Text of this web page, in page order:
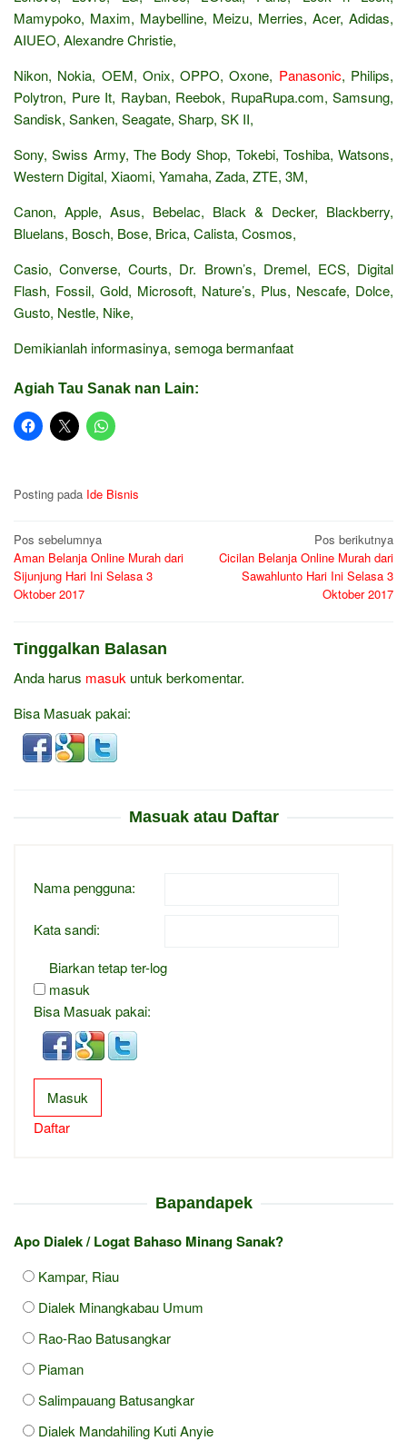
Mamypoko, Maxim, Maybelline, Meizu, Merries, Acer, Adidas,
AIUEO, Alexandre Christie,
Nikon, Nokia, OEM, Onix, OPPO, Oxone, Panasonic, Philips,
Polytron, Pure It, Rayban, Reebok, RupaRupa.com, Samsung,
Sandisk, Sanken, Seagate, Sharp, SK II,
Sony, Swiss Army, The Body Shop, Tokebi, Toshiba, Watsons,
Western Digital, Xiaomi, Yamaha, Zada, ZTE, 3M,
Canon, Apple, Asus, Bebelac, Black & Decker, Blackberry,
Bluelans, Bosch, Bose, Brica, Calista, Cosmos,
Casio, Converse, Courts, Dr. Brown’s, Dremel, ECS, Digital
Flash, Fossil, Gold, Microsoft, Nature’s, Plus, Nescafe, Dolce,
Gusto, Nestle, Nike,
Demikianlah informasinya, semoga bermanfaat
Agiah Tau Sanak nan Lain:
Posting pada Ide Bisnis
Navigasi
pos
Pos sebelumnya
Aman Belanja Online Murah dari
Sijunjung Hari Ini Selasa 3
Oktober 2017
Pos berikutnya
Cicilan Belanja Online Murah dari
Sawahlunto Hari Ini Selasa 3
Oktober 2017
Tinggalkan Balasan
Anda harus masuk untuk berkomentar.
Bisa Masuak pakai:
Masuak atau Daftar
Nama pengguna:
Kata sandi:
Biarkan tetap ter-log
masuk
Bisa Masuak pakai:
Masuk
Daftar
Bapandapek
Apo Dialek / Logat Bahaso Minang Sanak?
Kampar, Riau
Dialek Minangkabau Umum
Rao-Rao Batusangkar
Piaman
Salimpauang Batusangkar
Dialek Mandahiling Kuti Anyie